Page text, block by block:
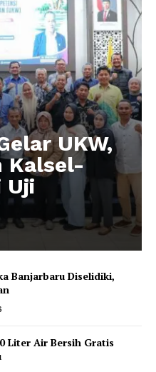
UKW,
Kalsel-
Uji
Banjarbaru Diselidiki,
Liter Air Bersih Gratis